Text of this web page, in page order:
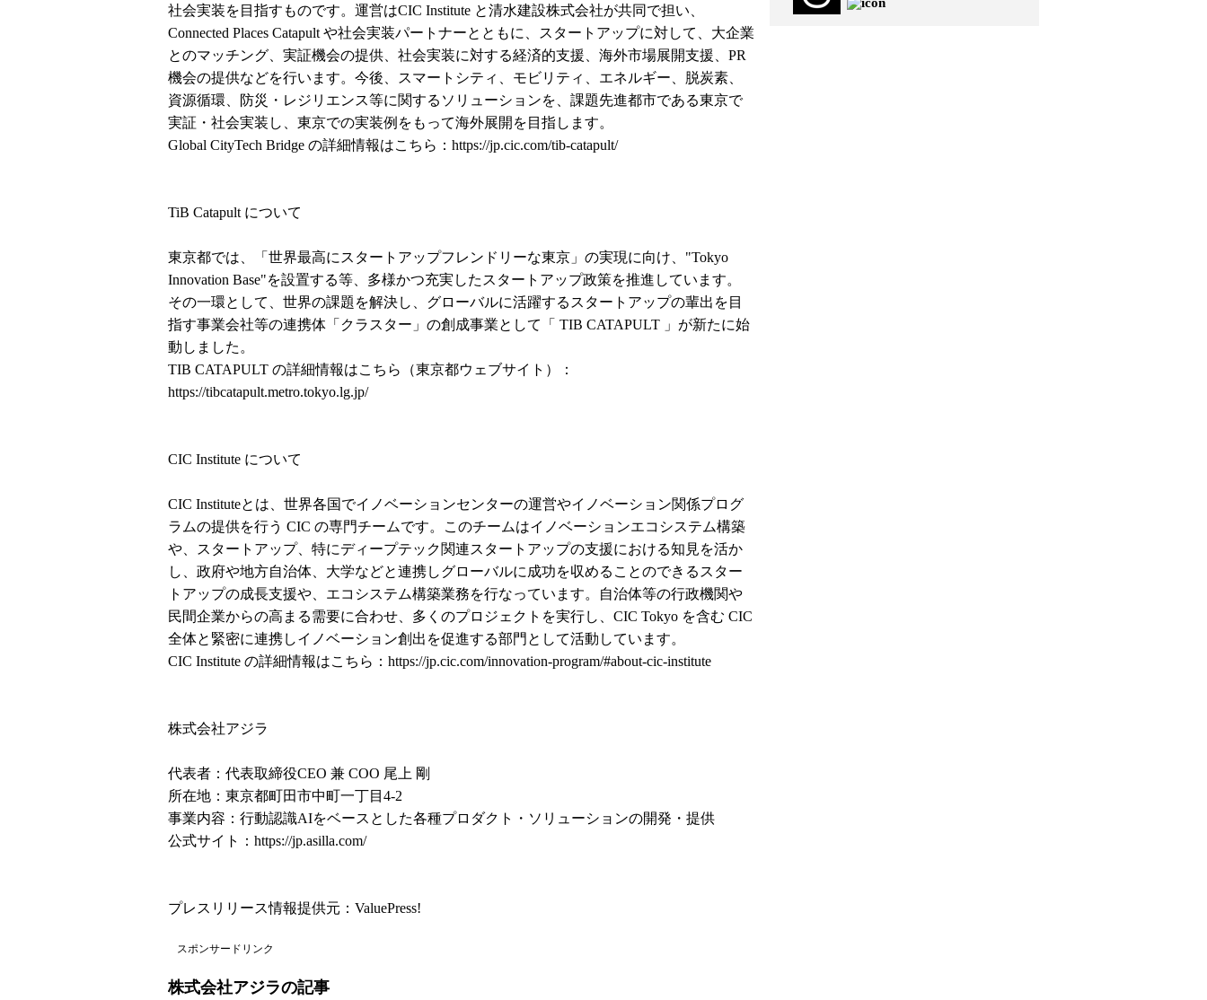
社会実装を目指すものです。運営はCIC Institute と清水建設株式会社が共同で担い、
Connected Places Catapult や社会実装パートナーとともに、スタートアップに対して、大企業
とのマッチング、実証機会の提供、社会実装に対する経済的支援、海外市場展開支援、PR
機会の提供などを行います。今後、スマートシティ、モビリティ、エネルギー、脱炭素、
資源循環、防災・レジリエンス等に関するソリューションを、課題先進都市である東京で
実証・社会実装し、東京での実装例をもって海外展開を目指します。
Global CityTech Bridge の詳細情報はこちら： https://jp.cic.com/tib-catapult/
TiB Catapult について
東京都では、「世界最高にスタートアップフレンドリーな東京」の実現に向け、"Tokyo
Innovation Base"を設置する等、多様かつ充実したスタートアップ政策を推進しています。
その一環として、世界の課題を解決し、グローバルに活躍するスタートアップの輩出を目
指す事業会社等の連携体「クラスター」の創成事業として「 TIB CATAPULT 」が新たに始
動しました。
TIB CATAPULT の詳細情報はこちら（東京都ウェブサイト）：
https://tibcatapult.metro.tokyo.lg.jp/
CIC Institute について
CIC Instituteとは、世界各国でイノベーションセンターの運営やイノベーション関係プログ
ラムの提供を行う CIC の専門チームです。このチームはイノベーションエコシステム構築
や、スタートアップ、特にディープテック関連スタートアップの支援における知見を活か
し、政府や地方自治体、大学などと連携しグローバルに成功を収めることのできるスター
トアップの成長支援や、エコシステム構築業務を行なっています。自治体等の行政機関や
民間企業からの高まる需要に合わせ、多くのプロジェクトを実行し、CIC Tokyo を含む CIC
全体と緊密に連携しイノベーション創出を促進する部門として活動しています。
CIC Institute の詳細情報はこちら： https://jp.cic.com/innovation-program/#about-cic-institute
株式会社アジラ
代表者：代表取締役CEO 兼 COO 尾上 剛
所在地：東京都町田市中町一丁目4-2
事業内容：行動認識AIをベースとした各種プロダクト・ソリューションの開発・提供
公式サイト： https://jp.asilla.com/
プレスリリース情報提供元： ValuePress!
スポンサードリンク
株式会社アジラの記事